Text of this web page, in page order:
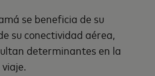
se beneficia de su
su conectividad aérea,
determinantes en la
viaje.